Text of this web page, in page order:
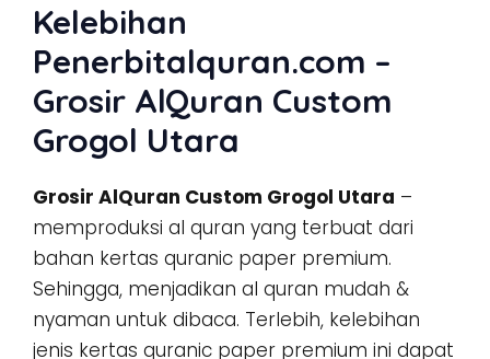
Kelebihan
Penerbitalquran.com –
Grosir AlQuran Custom
Grogol Utara
Grosir AlQuran Custom Grogol Utara –
memproduksi al quran yang terbuat dari
bahan kertas quranic paper premium.
Sehingga, menjadikan al quran mudah &
nyaman untuk dibaca. Terlebih, kelebihan
jenis kertas quranic paper premium ini dapat